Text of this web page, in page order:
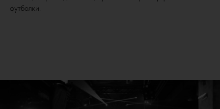
футболки.